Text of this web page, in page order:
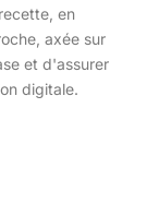
en
axée sur
et d'assurer
digitale.